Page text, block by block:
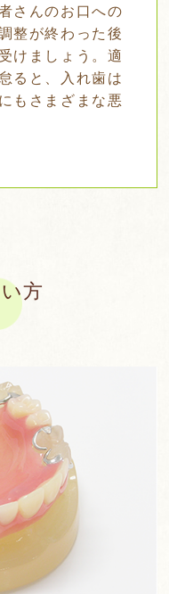
さんのお口への
整が終わった後
けましょう。適
ると、入れ歯は
もさまざまな悪
方